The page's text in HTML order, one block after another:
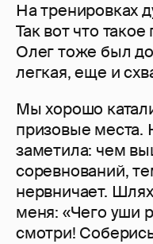
На тренировках
Так вот что
Олег тоже был
легкая, еще и
Мы хорошо
призовые места.
заметила: чем
соревнований,
нервничает.
меня: «Чего уши
смотри!